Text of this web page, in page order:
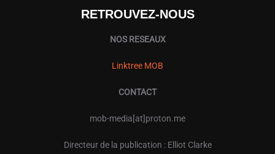
RETROUVEZ-NOUS
NOS RESEAUX
Linktree MOB
CONTACT
mob-media[at]proton.me
Directeur de la publication : Elliot Clarke